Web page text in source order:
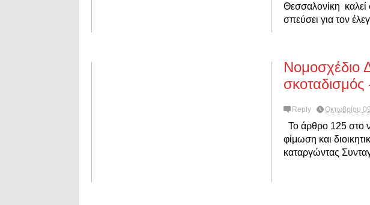
Θεσσαλονίκη
σπεύσει για τον
Νομοσχέδιο
Reply Οκτωβρίου
Το άρθρο 125 στο
φίμωση και
καταργώντας